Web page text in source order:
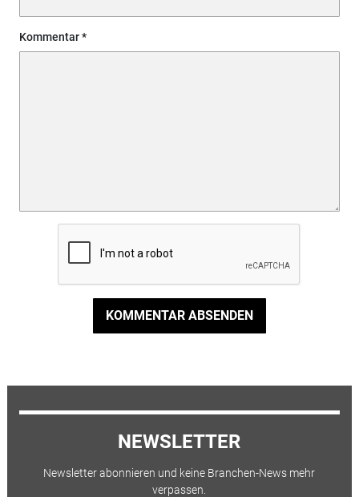
Kommentar
KOMMENTAR ABSENDEN
NEWSLETTER
Newsletter abonnieren und keine Branchen-News mehr
verpassen.